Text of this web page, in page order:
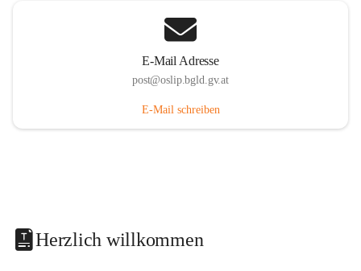
E-Mail Adresse
post@oslip.bgld.gv.at
E-Mail schreiben
Herzlich willkommen